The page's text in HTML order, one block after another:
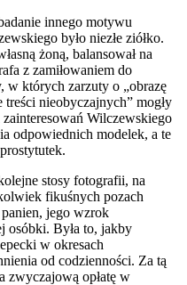
innego motywu
było niezłe ziółko.
żoną, balansował na
z zamiłowaniem do
w których zarzuty o „obrazę
nieobyczajnych” mogły
Wilczewskiego
odpowiednich modelek, a te
stosy fotografii, na
fikuśnych pozach
jego wzrok
osóbki. Była to, jakby
w okresach
od codzienności. Za tą
zwyczajową opłatę w